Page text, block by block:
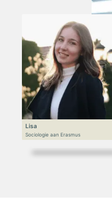
Niek
VWO
Lisa
Sociologie aan Erasmus